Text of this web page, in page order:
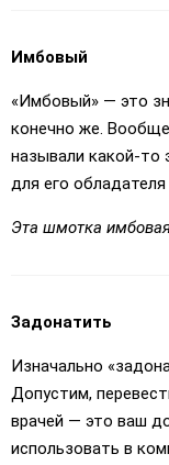
Имбовый
«Имбовый» — это
конечно же.
называли какой-то
для его
Эта шмотка
Задонатить
Изначально
Допустим,
врачей — это ваш
использовать в